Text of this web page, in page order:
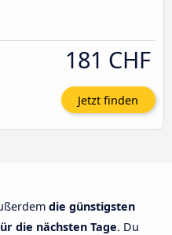
181 CHF
Jetzt finden
die günstigsten
die nächsten Tage. Du